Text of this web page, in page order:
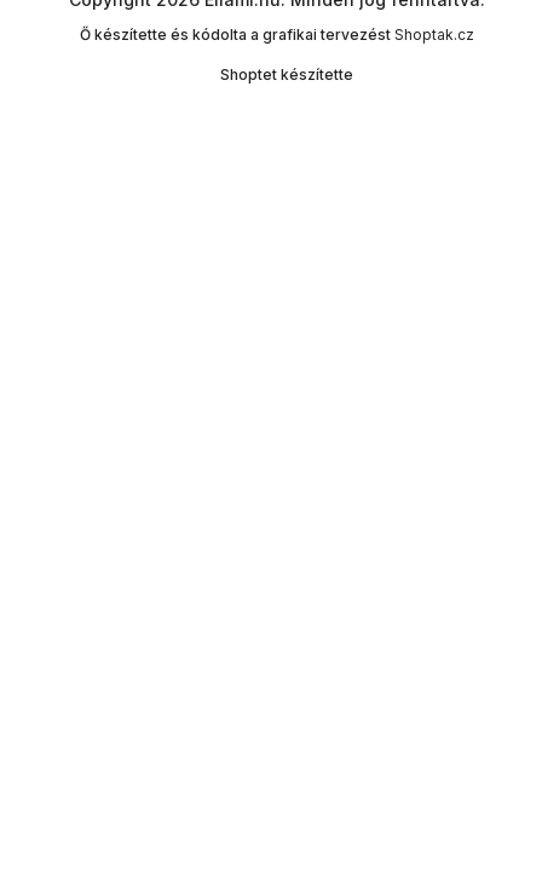
Shoptet készítette
Ő készítette és kódolta a grafikai tervezést Shoptak.cz